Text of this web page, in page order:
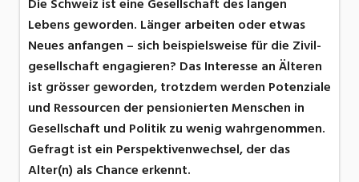
Die Schweiz ist eine Gesellschaft des langen
Lebens geworden. Länger arbeiten oder etwas
Neues anfangen – sich beispielsweise für die Zivil-
gesellschaft engagieren? Das Interesse an Älteren
ist grösser geworden, trotzdem werden Potenziale
und Ressourcen der pensionierten Menschen in
Gesellschaft und Politik zu wenig wahrgenommen.
Gefragt ist ein Perspektivenwechsel, der das
Alter(n) als Chance erkennt.